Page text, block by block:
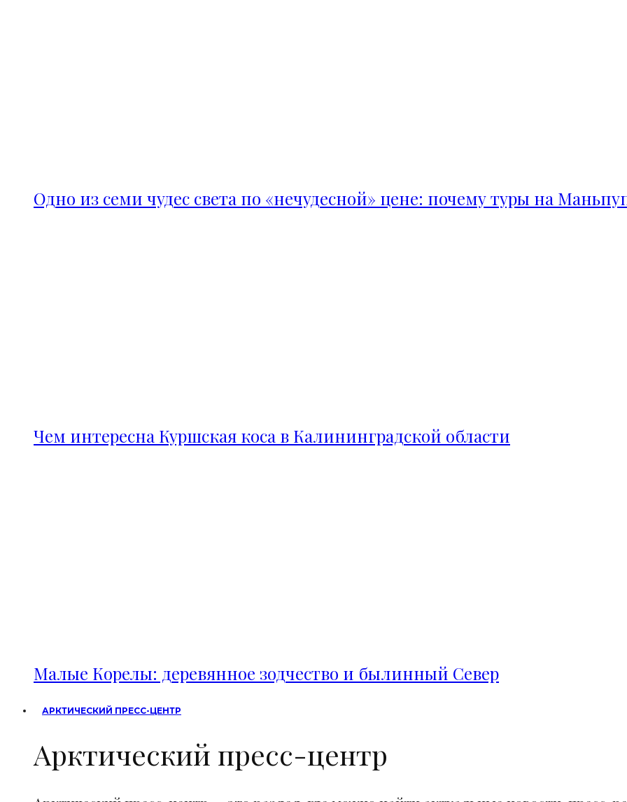
Одно из семи чудес света по «нечудесной» цене: почему туры на
Чем интересна Куршская коса в Калининградской области
Малые Корелы: деревянное зодчество и былинный Север
АРКТИЧЕСКИЙ ПРЕСС-ЦЕНТР
Арктический пресс-центр